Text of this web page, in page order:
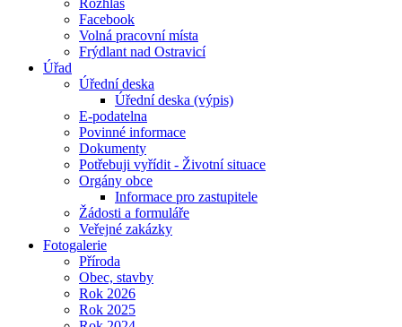
Rozhlas
Facebook
Volná pracovní místa
Frýdlant nad Ostravicí
Úřad
Úřední deska
Úřední deska (výpis)
E-podatelna
Povinné informace
Dokumenty
Potřebuji vyřídit - Životní situace
Orgány obce
Informace pro zastupitele
Žádosti a formuláře
Veřejné zakázky
Fotogalerie
Příroda
Obec, stavby
Rok 2026
Rok 2025